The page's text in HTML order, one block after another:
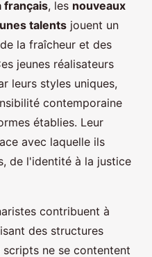
français, les nouveaux
talents jouent un
la fraîcheur et des
jeunes réalisateurs
leurs styles uniques,
contemporaine
établies. Leur
avec laquelle ils
de l'identité à la justice
contribuent à
des structures
ne se contentent